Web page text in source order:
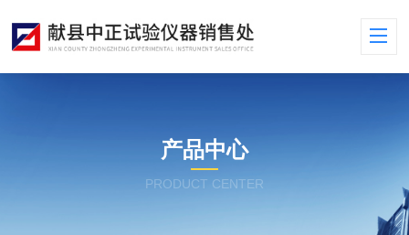
产品中心
PRODUCT CENTER